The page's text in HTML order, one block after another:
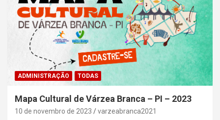
ADMINISTRAÇÃO TODAS
Mapa Cultural de Várzea Branca – PI – 2023
10 de novembro de 2023 varzeabranca2021